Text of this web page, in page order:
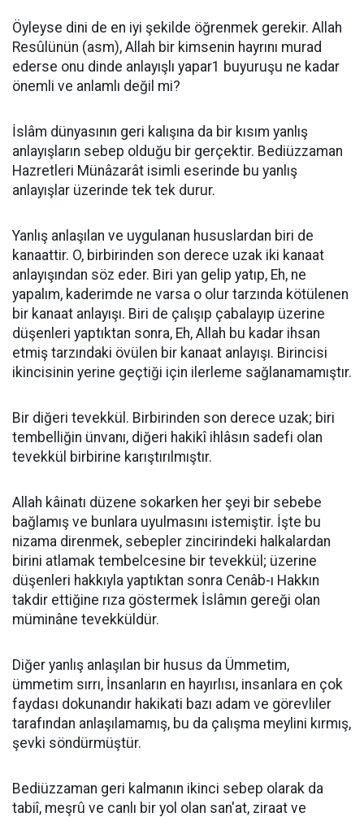
Öyleyse dini de en iyi şekilde öğrenmek gerekir. Allah
Resûlünün (asm), Allah bir kimsenin hayrını murad
ederse onu dinde anlayışlı yapar1 buyuruşu ne kadar
önemli ve anlamlı değil mi?
İslâm dünyasının geri kalışına da bir kısım yanlış
anlayışların sebep olduğu bir gerçektir. Bediüzzaman
Hazretleri Münâzarât isimli eserinde bu yanlış
anlayışlar üzerinde tek tek durur.
Yanlış anlaşılan ve uygulanan hususlardan biri de
kanaattir. O, birbirinden son derece uzak iki kanaat
anlayışından söz eder. Biri yan gelip yatıp, Eh, ne
yapalım, kaderimde ne varsa o olur tarzında kötülenen
bir kanaat anlayışı. Biri de çalışıp çabalayıp üzerine
düşenleri yaptıktan sonra, Eh, Allah bu kadar ihsan
etmiş tarzındaki övülen bir kanaat anlayışı. Birincisi
ikincisinin yerine geçtiği için ilerleme sağlanamamıştır.
Bir diğeri tevekkül. Birbirinden son derece uzak; biri
tembelliğin ünvanı, diğeri hakikî ihlâsın sadefi olan
tevekkül birbirine karıştırılmıştır.
Allah kâinatı düzene sokarken her şeyi bir sebebe
bağlamış ve bunlara uyulmasını istemiştir. İşte bu
nizama direnmek, sebepler zincirindeki halkalardan
birini atlamak tembelcesine bir tevekkül; üzerine
düşenleri hakkıyla yaptıktan sonra Cenâb-ı Hakkın
takdir ettiğine rıza göstermek İslâmın gereği olan
müminâne tevekküldür.
Diğer yanlış anlaşılan bir husus da Ümmetim,
ümmetim sırrı, İnsanların en hayırlısı, insanlara en çok
faydası dokunandır hakikati bazı adam ve görevliler
tarafından anlaşılamamış, bu da çalışma meylini kırmış,
şevki söndürmüştür.
Bediüzzaman geri kalmanın ikinci sebep olarak da
tabiî, meşrû ve canlı bir yol olan san'at, ziraat ve